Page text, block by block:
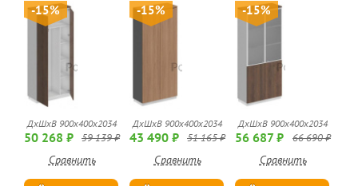
-15%
ДхШхВ 900x400x2034
50 268 ₽ 59 139 ₽
Сравнить
-15%
ДхШхВ 900x400x2034
43 490 ₽ 51 165 ₽
Сравнить
-15%
ДхШхВ 900x400x2034
56 687 ₽ 66 690 ₽
Сравнить